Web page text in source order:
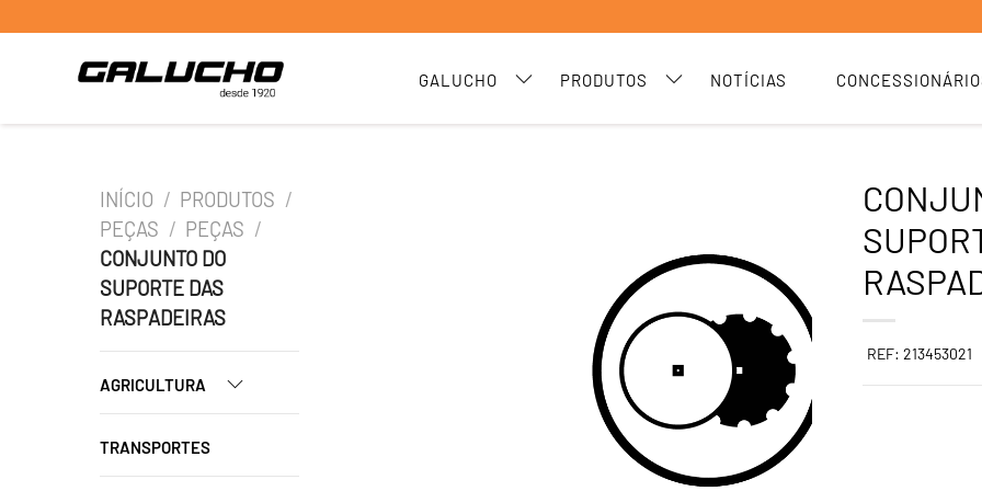
GALUCHO PRODUTOS NOTÍCIAS
INÍCIO / PRODUTOS /
PEÇAS / PEÇAS /
CONJUNTO DO
SUPORTE DAS
RASPADEIRAS
AGRICULTURA
TRANSPORTES
REF: 213453021